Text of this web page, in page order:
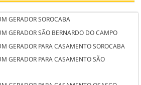
GERADOR SOROCABA
GERADOR SÃO BERNARDO DO CAMPO
GERADOR PARA CASAMENTO SOROCABA
GERADOR PARA CASAMENTO SÃO